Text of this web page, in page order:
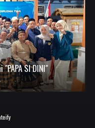
SI DINI"